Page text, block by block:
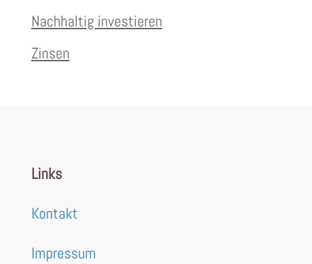
Nachhaltig investieren
Zinsen
Links
Kontakt
Impressum